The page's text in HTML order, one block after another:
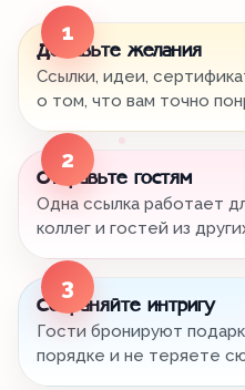
1
Добавьте желания
Ссылки, идеи,
о том, что вам точно
2
Отправьте гостям
Одна ссылка работает
коллег и гостей из
3
Сохраняйте интригу
Гости бронируют
порядке и не теряете